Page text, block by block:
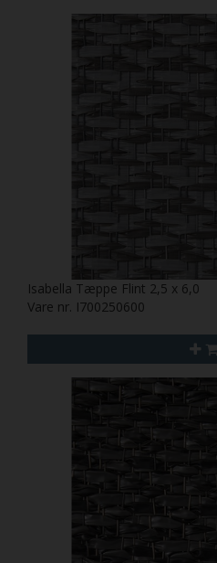
Isabella Tæppe Flint 2,5 x 6,0
Vare nr. I700250600